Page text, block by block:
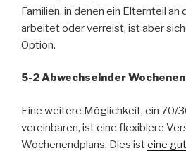
Familien, in denen ein Elternteil an
arbeitet oder verreist, ist aber
Option.
5-2 Abwechselnder
Eine weitere Möglichkeit, ein 70/
vereinbaren, ist eine flexiblere
Wochenendplans. Dies isteine